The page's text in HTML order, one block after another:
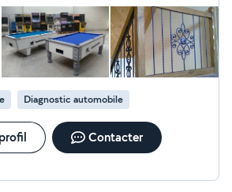
Diagnostic automobile
Contacter